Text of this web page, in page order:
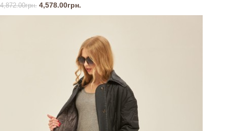
4,872.00грн. 4,578.00грн.